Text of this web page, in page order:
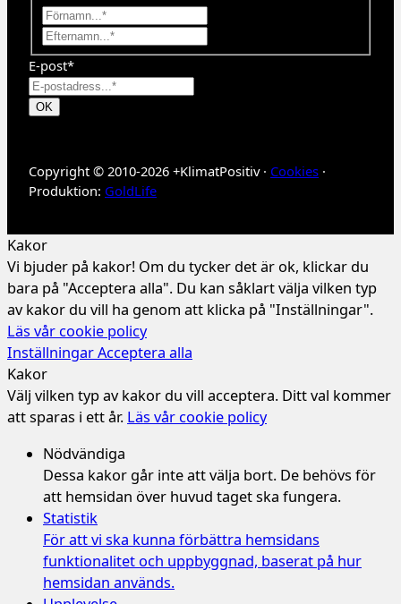
r
E
f
m
E-post*
Copyright © 2010-2026 +KlimatPositiv · Cookies ·
Produktion: GoldLife
Kakor
Vi bjuder på kakor! Om du tycker det är ok, klickar du
bara på "Acceptera alla". Du kan såklart välja vilken typ
av kakor du vill ha genom att klicka på "Inställningar".
Läs vår cookie policy
InställningarAcceptera alla
Kakor
Välj vilken typ av kakor du vill acceptera. Ditt val kommer
att sparas i ett år. Läs vår cookie policy
Nödvändiga
Dessa kakor går inte att välja bort. De behövs för
att hemsidan över huvud taget ska fungera.
Statistik
För att vi ska kunna förbättra hemsidans
funktionalitet och uppbyggnad, baserat på hur
hemsidan används.